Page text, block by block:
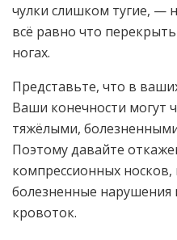
чулки слишком тугие, —
всё равно что
ногах.
Представьте, что в
Ваши конечности могут
тяжёлыми,
Поэтому давайте
компрессионных
болезненные
кровоток.